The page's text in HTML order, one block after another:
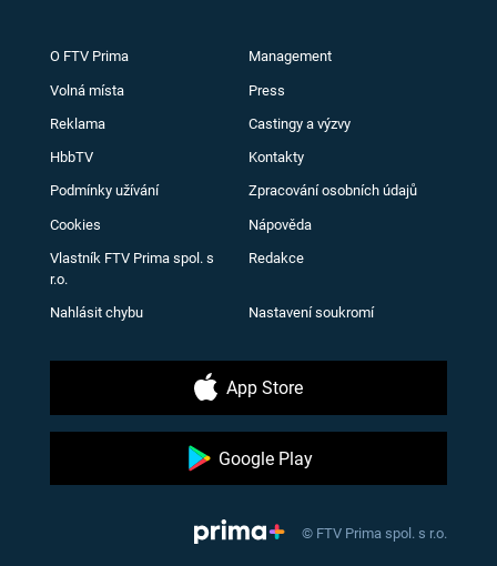
O FTV Prima Management
Volná místa Press
Reklama Castingy a výzvy
HbbTV Kontakty
Podmínky užívání Zpracování osobních údajů
Cookies Nápověda
Vlastník FTV Prima spol. s
r.o.
Redakce
Nahlásit chybu Nastavení soukromí
App Store
Google Play
© FTV Prima spol. s r.o.